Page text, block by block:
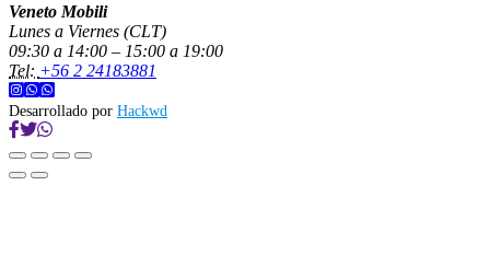
Veneto Mobili
Lunes a Viernes (CLT)
09:30 a 14:00 – 15:00 a 19:00
Tel: +56 2 24183881
Desarrollado por Hackwd